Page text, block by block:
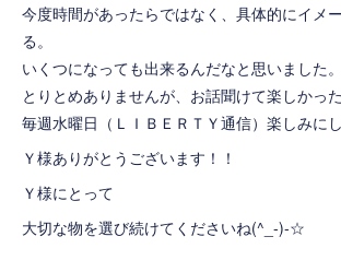
今度時間があったらではなく、具体的にイメ
る。
いくつになっても出来るんだなと思いました。
とりとめありませんが、お話聞けて楽しかっ
毎週水曜日（ＬＩＢＥＲＴＹ通信）楽しみに
Ｙ様ありがとうございます！！
Ｙ様にとって
大切な物を選び続けてくださいね(^_-)-☆